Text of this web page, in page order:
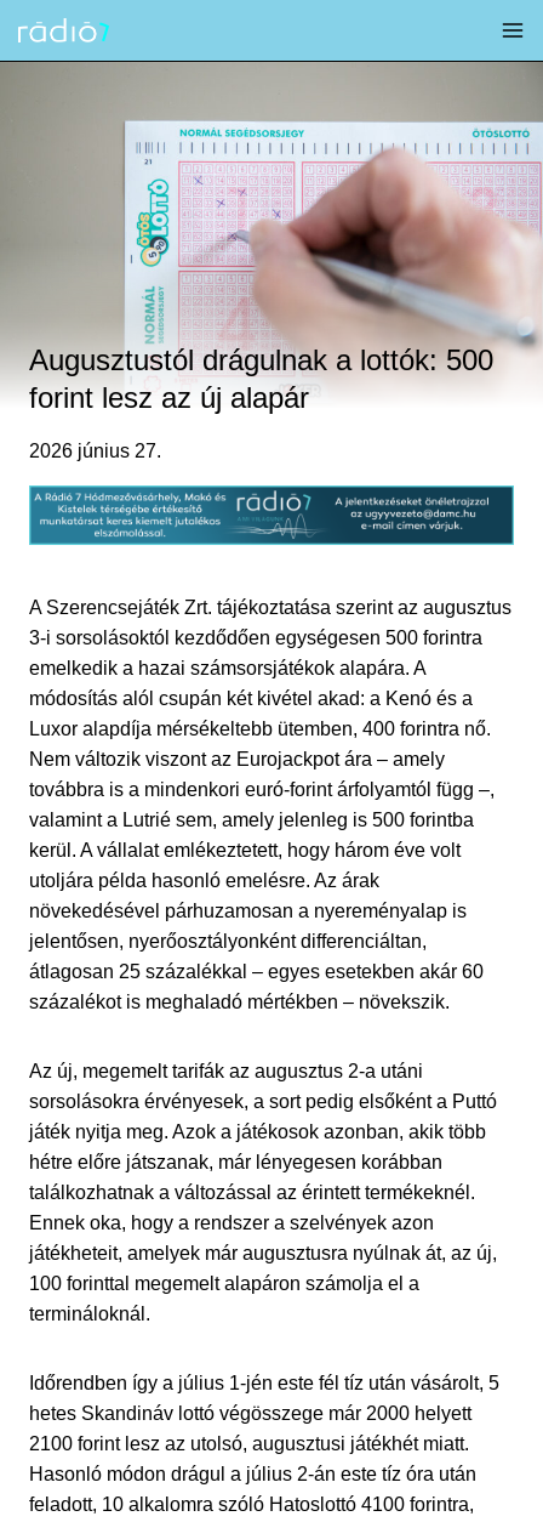
Augusztustól drágulnak a lottók: 500
forint lesz az új alapár
2026 június 27.
A Szerencsejáték Zrt. tájékoztatása szerint az augusztus
3-i sorsolásoktól kezdődően egységesen 500 forintra
emelkedik a hazai számsorsjátékok alapára. A
módosítás alól csupán két kivétel akad: a Kenó és a
Luxor alapdíja mérsékeltebb ütemben, 400 forintra nő.
Nem változik viszont az Eurojackpot ára – amely
továbbra is a mindenkori euró-forint árfolyamtól függ –,
valamint a Lutrié sem, amely jelenleg is 500 forintba
kerül. A vállalat emlékeztetett, hogy három éve volt
utoljára példa hasonló emelésre. Az árak
növekedésével párhuzamosan a nyereményalap is
jelentősen, nyerőosztályonként differenciáltan,
átlagosan 25 százalékkal – egyes esetekben akár 60
százalékot is meghaladó mértékben – növekszik.
Az új, megemelt tarifák az augusztus 2-a utáni
sorsolásokra érvényesek, a sort pedig elsőként a Puttó
játék nyitja meg. Azok a játékosok azonban, akik több
hétre előre játszanak, már lényegesen korábban
találkozhatnak a változással az érintett termékeknél.
Ennek oka, hogy a rendszer a szelvények azon
játékheteit, amelyek már augusztusra nyúlnak át, az új,
100 forinttal megemelt alapáron számolja el a
termináloknál.
Időrendben így a július 1-jén este fél tíz után vásárolt, 5
hetes Skandináv lottó végösszege már 2000 helyett
2100 forint lesz az utolsó, augusztusi játékhét miatt.
Hasonló módon drágul a július 2-án este tíz óra után
feladott, 10 alkalomra szóló Hatoslottó 4100 forintra,